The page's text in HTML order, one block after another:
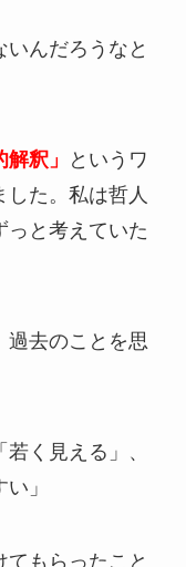
んだろうなと
解釈」
というワ
た。私は哲人
っと考えていた
過去のことを思
く見える」、
」
もらったこと